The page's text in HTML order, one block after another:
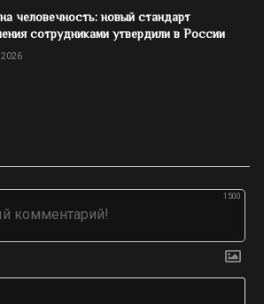
человечность: новый стандарт
сотрудниками утвердили в России
1500